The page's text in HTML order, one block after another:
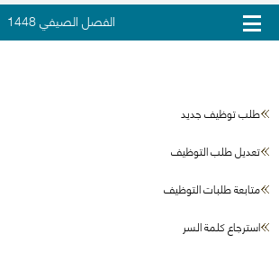
الفصل الصيفي 1448
طلب توظيف جديد
تعديل طلب التوظيف
متابعة طلبات التوظيف
استرجاع كلمة السر